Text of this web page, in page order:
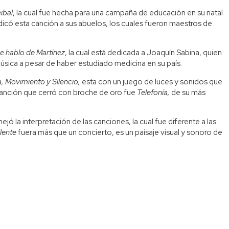
, la cual fue hecha para una campaña de educación en su natal
esta canción a sus abuelos, los cuales fueron maestros de
hablo de Martínez, la cual está dedicada a Joaquín Sabina, quien
a pesar de haber estudiado medicina en su país.
Movimiento y Silencio, esta con un juego de luces y sonidos que
que cerró con broche de oro fue Telefonía, de su más
la interpretación de las canciones, la cual fue diferente a las
fuera más que un concierto, es un paisaje visual y sonoro de